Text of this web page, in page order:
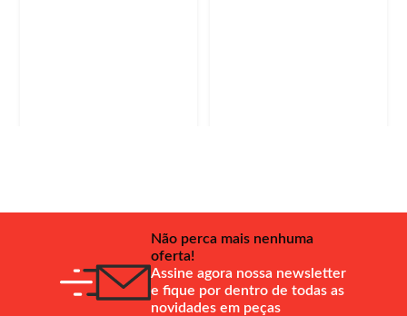
Não perca mais nenhuma
oferta!
Assine agora nossa newsletter
e fique por dentro de todas as
novidades em peças